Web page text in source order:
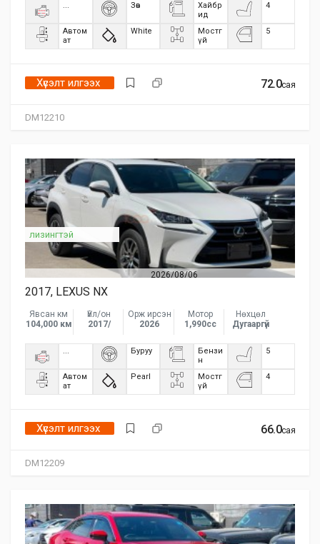
DM12210
... Зөв
Хайбр
ид
4
Автом
ат
White
Мостг
үй
5
72.0сая
Хүсэлт илгээх
2026/08/06
DM12209
лизингтэй
2017, LEXUS NX
Явсан км
104,000 км
Үйл/он
2017/
Орж ирсэн
2026
Мотор
1,990сс
Нөхцөл
Дугааргүй
... Буруу
Бензи
н
5
Автом
ат
Pearl
Мостг
үй
4
66.0сая
Хүсэлт илгээх